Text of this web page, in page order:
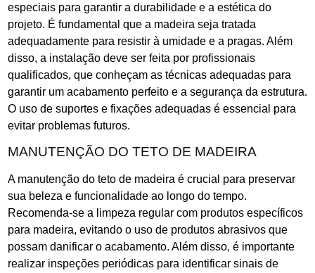
especiais para garantir a durabilidade e a estética do
projeto. É fundamental que a madeira seja tratada
adequadamente para resistir à umidade e a pragas. Além
disso, a instalação deve ser feita por profissionais
qualificados, que conheçam as técnicas adequadas para
garantir um acabamento perfeito e a segurança da estrutura.
O uso de suportes e fixações adequadas é essencial para
evitar problemas futuros.
MANUTENÇÃO DO TETO DE MADEIRA
A manutenção do teto de madeira é crucial para preservar
sua beleza e funcionalidade ao longo do tempo.
Recomenda-se a limpeza regular com produtos específicos
para madeira, evitando o uso de produtos abrasivos que
possam danificar o acabamento. Além disso, é importante
realizar inspeções periódicas para identificar sinais de